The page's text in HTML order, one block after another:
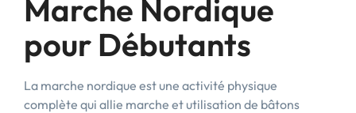
Marche Nordique
pour Débutants
La marche nordique est une activité physique
complète qui allie marche et utilisation de bâtons